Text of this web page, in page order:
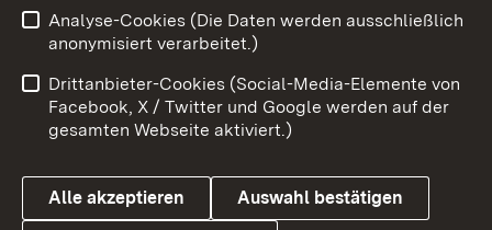
Analyse-Cookies (Die Daten werden ausschließlich
anonymisiert verarbeitet.)
Drittanbieter-Cookies (Social-Media-Elemente von
Facebook, X / Twitter und Google werden auf der
gesamten Webseite aktiviert.)
Alle akzeptieren Auswahl bestätigen